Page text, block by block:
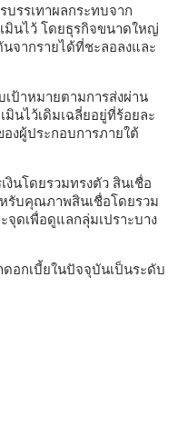
รรเทาผลกระทบจาก
มินไว้ โดยธุรกิจขนาดใหญ่
จากรายได้ที่ชะลอลงและ
ป้าหมายตามการส่งผ่าน
นไว้เดิมเฉลี่ยอยู่ที่ร้อยละ
งผู้ประกอบการภายใต้
นโดยรวมทรงตัว สินเชื่อ
รับคุณภาพสินเชื่อโดยรวม
จุดเพื่อดูแลกลุ่มเปราะบาง
อกเบี้ยในปัจจุบันเป็นระดับ